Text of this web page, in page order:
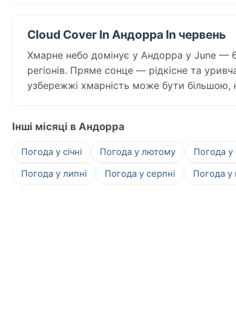
Cloud Cover In Андорра In червень
Хмарне небо домінує у Андорра у June —
регіонів. Пряме сонце — рідкісне та
узбережжі хмарність може бути більшою,
Інші місяці в Андорра
Погода у січні Погода у лютому Погода у
Погода у липні
Погода у серпні Погода у